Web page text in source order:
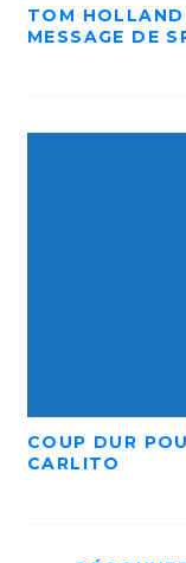
TOM
MESSAGE DE
COUP DUR
CARLITO